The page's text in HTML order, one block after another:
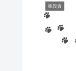
株投資